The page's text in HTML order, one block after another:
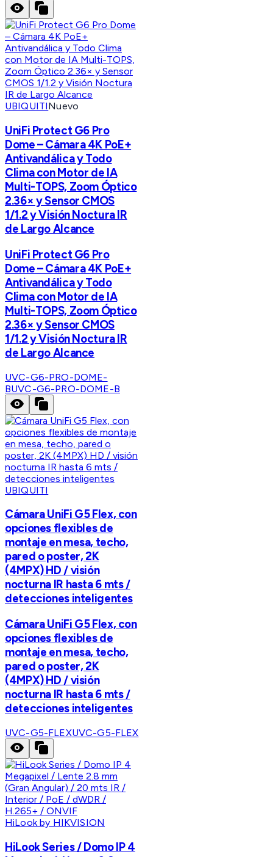
UBIQUITINuevo
UniFi Protect G6 Pro
Dome – Cámara 4K PoE+
Antivandálica y Todo
Clima con Motor de IA
Multi-TOPS, Zoom Óptico
2.36× y Sensor CMOS
1/1.2 y Visión Noctura IR
de Largo Alcance
UniFi Protect G6 Pro
Dome – Cámara 4K PoE+
Antivandálica y Todo
Clima con Motor de IA
Multi-TOPS, Zoom Óptico
2.36× y Sensor CMOS
1/1.2 y Visión Noctura IR
de Largo Alcance
UVC-G6-PRO-DOME-
BUVC-G6-PRO-DOME-B
UBIQUITI
Cámara UniFi G5 Flex, con
opciones flexibles de
montaje en mesa, techo,
pared o poster, 2K
(4MPX) HD / visión
nocturna IR hasta 6 mts /
detecciones inteligentes
Cámara UniFi G5 Flex, con
opciones flexibles de
montaje en mesa, techo,
pared o poster, 2K
(4MPX) HD / visión
nocturna IR hasta 6 mts /
detecciones inteligentes
UVC-G5-FLEXUVC-G5-FLEX
HiLook by HIKVISION
HiLook Series / Domo IP 4